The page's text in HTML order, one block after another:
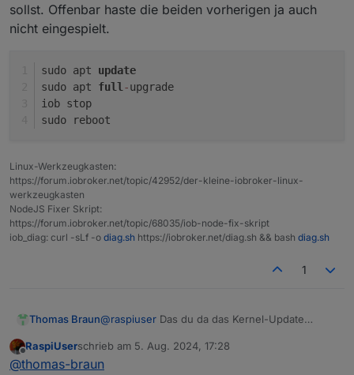
iobroker@VM-ioBroker:~$ apt policy linux-
linux-image-amd64:
  Installiert:           6.1.55-1
  Versionstabelle:
     6.1.99-1 500
500 http://security.debian.org/
     6.1.94-1 500
500 http://deb.debian.org/debian
*** 6.1.55-1 100
        100 /var/lib/dpkg/status
iobroker@VM-ioBroker:~$
Was empfiehlt der Fachmann ?
sollst. Offenbar haste die beiden vorherigen ja auch
nicht eingespielt.
sudo apt update
sudo apt full -upgrade
iob stop
sudo reboot
Linux-Werkzeugkasten:
https://forum.iobroker.net/topic/42952/der-kleine-iobroker-linux-
werkzeugkasten
NodeJS Fixer Skript:
https://forum.iobroker.net/topic/68035/iob-node-fix-skript
iob_diag: curl -sLf -o diag.sh https://iobroker.net/diag.sh && bash diag.sh
1
Thomas Braun@raspiuser Das du da das Kernel-Update
vorherigen ja auch nicht eingespielt.
sudo apt update
sudo apt full-upgrade
Offline
RaspiUserschrieb am 5. Aug. 2024, 17:28
zuletzt editiert von
@thomas-braun